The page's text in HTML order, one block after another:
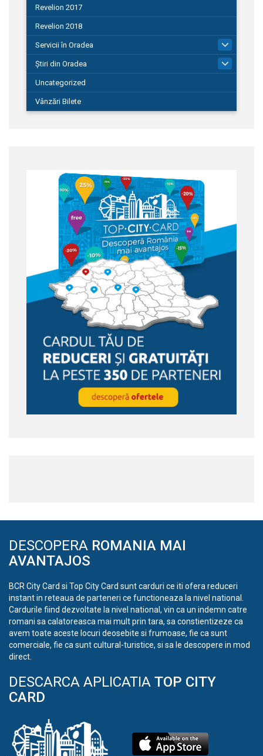
Revelion 2017
Revelion 2018
Servicii în Oradea
Știri din Oradea
Uncategorized
Vânzări Bilete
DESCOPERA ROMANIA MAI
AVANTAJOS
BCR City Card si Top City Card sunt carduri ce iti ofera reduceri
instant in reteaua de parteneri ce functioneaza la nivel national.
Cardurile fiind dezvoltate la nivel national, vin ca un indemn catre
romani sa calatoreasca mai mult prin tara, sa constientizeze ca
avem toate aceste locuri deosebite si frumoase, fie ca sunt
comerciale, fie ca sunt cultural-turistice, si sa le descopere in mod
direct.
DESCARCA APLICATIA TOP CITY
CARD